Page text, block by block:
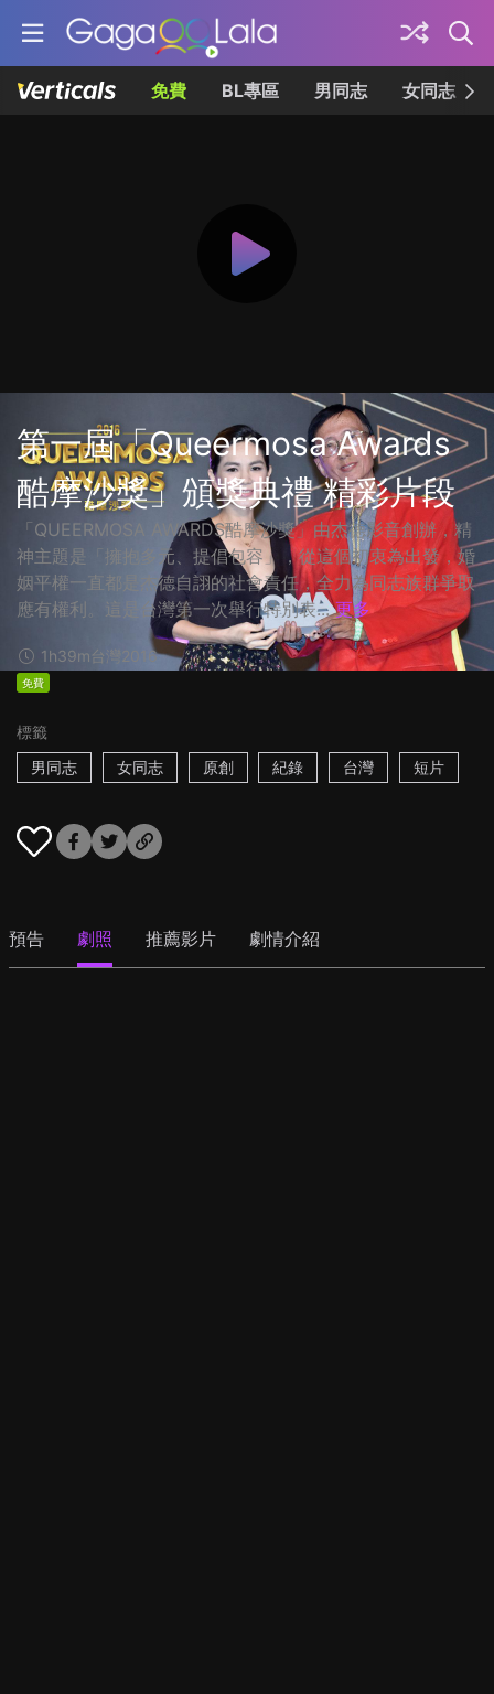
免費 BL專區 男同志 女同志
第一屆「Queermosa Awards
酷摩沙獎」頒獎典禮 精彩片段
「QUEERMOSA AWARDS酷摩沙獎」由杰德影音創辦，精
神主題是「擁抱多元、提倡包容」，從這個初衷為出發，婚
姻平權一直都是杰德自詡的社會責任，全力為同志族群爭取
應有權利。這是台灣第一次舉行特別表... 更多
1h39m台灣 2016
免費
標籤
男同志
女同志 原創 紀錄 台灣 短片
預告 劇照 推薦影片 劇情介紹